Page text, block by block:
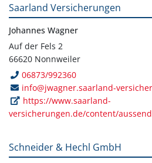
Saarland Versicherungen
Johannes Wagner
Auf der Fels 2
66620 Nonnweiler
06873/992360
info@jwagner.saarland-
https://www.saarland-
versicherungen.de/content/
Schneider & Hechl GmbH